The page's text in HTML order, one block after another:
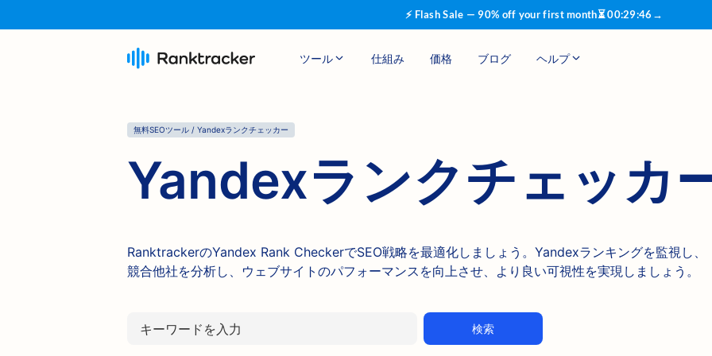
⚡ Flash Sale — 90% off your first month⏳00:29:45 →
ツール 仕組み 価格 ブログ ヘルプ
無料SEOツール / Yandexランクチェッカー
Yandexランクチェッカ
RanktrackerのYandex Rank CheckerでSEO戦略を最適化しましょう。Yandexランキングを監視し、
競合他社を分析し、ウェブサイトのパフォーマンスを向上させ、より良い可視性を実現しましょう。
検索